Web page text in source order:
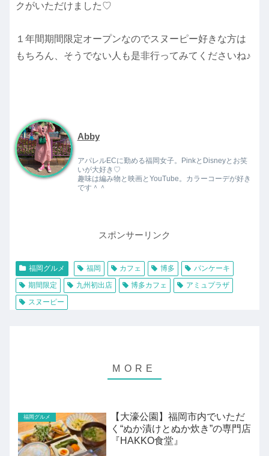
クがいただけました♡
１年間期間限定オープンなのでスヌーピー好きな方は
もちろん、そうでない人も是非行ってみてくださいね♪
Abby
アパレルECに勤める福岡女子。PinkとDisneyとお笑
いが大好き♡
趣味は編み物と映画とYouTube。カラーコーデが好き
です＾＾
スポンサーリンク
福岡グルメ 福岡 カフェ 博多
パンケーキ
期間限定
九州初出店 博多カフェ
アミュプラザ
スヌーピー
福岡グルメ
【大濠公園】福岡市内でいただ
く“ぬか漬けとぬか炊き”の専門店
『HAKKO食堂』